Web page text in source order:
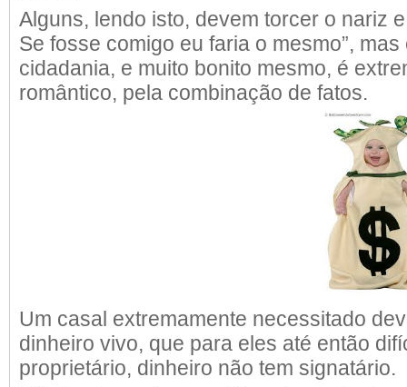
Alguns, lendo isto, devem torcer o nariz
Se fosse comigo eu faria o mesmo”,
cidadania, e muito bonito mesmo, é
romântico, pela combinação de fatos.
Um casal extremamente necessitado
dinheiro vivo, que para eles até então
proprietário, dinheiro não tem signatário.